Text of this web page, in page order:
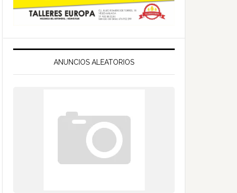
ANUNCIOS ALEATORIOS